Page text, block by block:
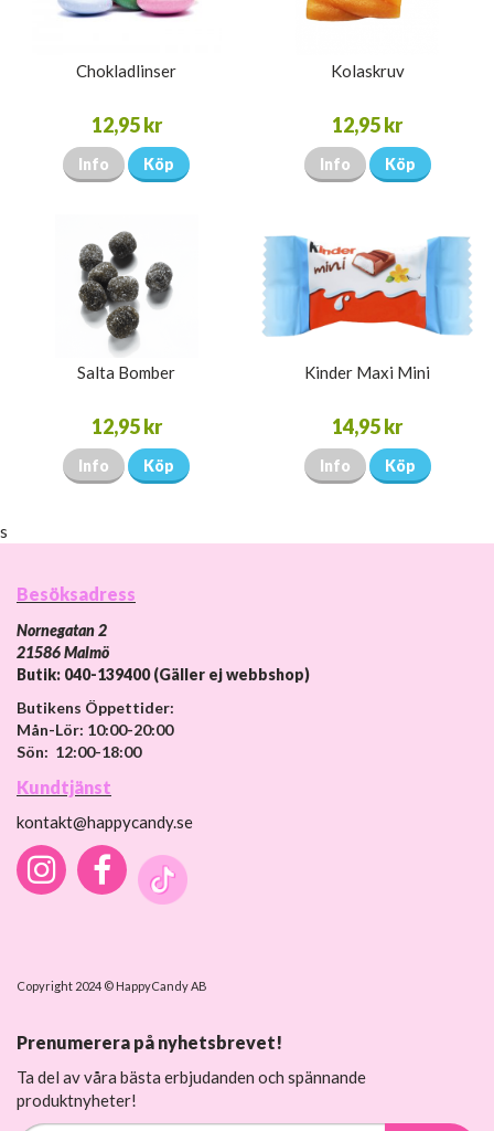
Chokladlinser
12,95 kr
Info Köp
Kolaskruv
12,95 kr
Info Köp
Salta Bomber
12,95 kr
Info Köp
Kinder Maxi Mini
14,95 kr
Info Köp
s
Besöksadress
Nornegatan 2
21586 Malmö
Butik: 040-139400 (Gäller ej webbshop)
Butikens Öppettider:
Mån-Lör: 10:00-20:00
Sön: 12:00-18:00
Kundtjänst
kontakt@happycandy.se
Copyright 2024 © HappyCandy AB
Prenumerera på nyhetsbrevet!
Ta del av våra bästa erbjudanden och spännande
produktnyheter!